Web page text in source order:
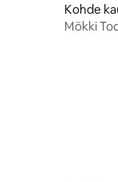
Kohde
own
Mökki